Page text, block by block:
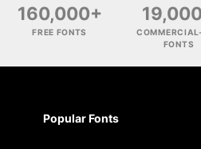
160,000+
FREE FONTS
FONTS
Popular Fonts